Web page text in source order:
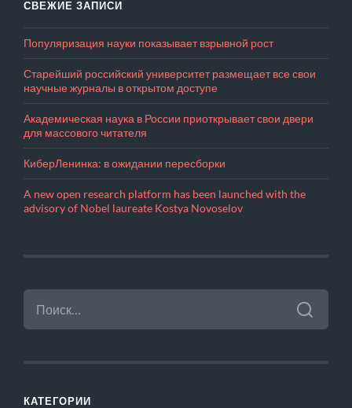
СВЕЖИЕ ЗАПИСИ
Популяризация науки показывает взрывной рост
Старейший российский университет размещает все свои
научные журналы в открытом доступе
Академическая наука в России приоткрывает свои двери
для массового читателя
КиберЛенинка: в ожидании пересборки
A new open research platform has been launched with the
advisory of Nobel laureate Kostya Novoselov
НАЙТИ:
КАТЕГОРИИ